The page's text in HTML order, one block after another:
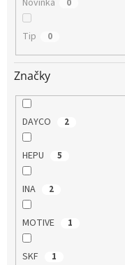
Novinka 0
Tip 0
Značky
DAYCO 2
HEPU 5
INA 2
MOTIVE 1
SKF 1